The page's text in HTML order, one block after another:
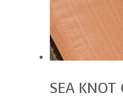
SEA KNOT